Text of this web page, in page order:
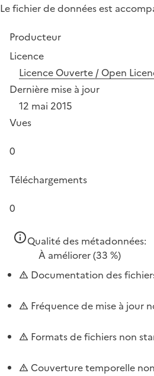
Le fichier de données est
Producteur
Licence
Licence Ouverte / Open
Dernière mise à jour
12 mai 2015
Vues
0
Téléchargements
0
Qualité des métadonnées:
À améliorer(33 %)
Documentation des
Fréquence de mise à jour
Formats de fichiers non
Couverture temporelle